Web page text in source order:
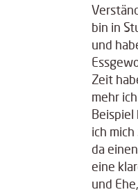
bin in
und
Zeit
mehr
Beispiel
ich
da
eine
und